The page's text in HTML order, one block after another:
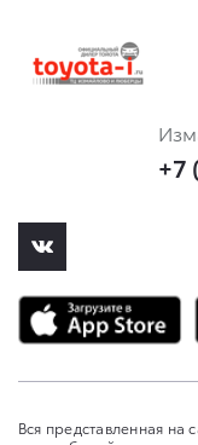
+7
Вся представленная